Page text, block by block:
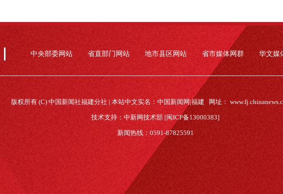
中央部委网站 省直部门网站 地市县区网站 省市媒体网群 华文媒
版权所有 (C) 中国新闻社福建分社 | 本站中文实名：中国新闻网|福建 网址：
技术支持：中新网技术部 [闽ICP备13000383]
新闻热线：0591-87825591